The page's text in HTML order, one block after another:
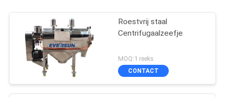
Roestvrij staal
Centrifugaalzeefje
MOQ:1 reeks
CONTACT